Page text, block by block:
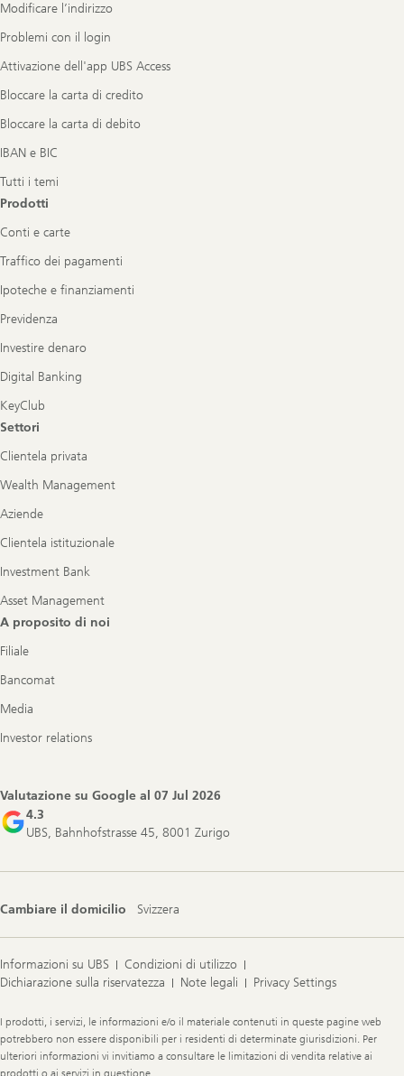
Modificare l’indirizzo
Problemi con il login
Attivazione dell'app UBS Access
Bloccare la carta di credito
Bloccare la carta di debito
IBAN e BIC
Tutti i temi
Prodotti
Conti e carte
Traffico dei pagamenti
Ipoteche e finanziamenti
Previdenza
Investire denaro
Digital Banking
KeyClub
Settori
Clientela privata
Wealth Management
Aziende
Clientela istituzionale
Investment Bank
Asset Management
A proposito di noi
Filiale
Bancomat
Media
Investor relations
Valutazione su Google al 07 Jul 2026
4.3
UBS, Bahnhofstrasse 45, 8001 Zurigo
Cambiare il domicilio Svizzera
Informazioni su UBS
Condizioni di utilizzo
Dichiarazione sulla riservatezza
Note legali Privacy Settings
Legal
Information
I prodotti, i servizi, le informazioni e/o il materiale contenuti in queste pagine web
potrebbero non essere disponibili per i residenti di determinate giurisdizioni. Per
ulteriori informazioni vi invitiamo a consultare le limitazioni di vendita relative ai